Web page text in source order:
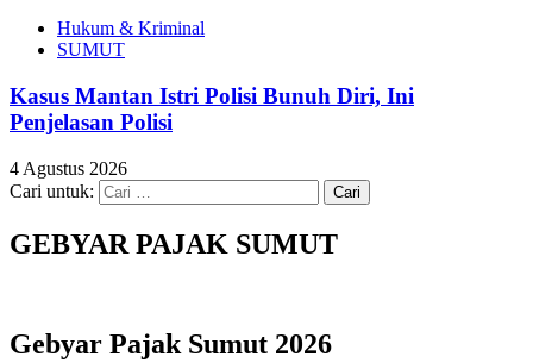
Hukum & Kriminal
SUMUT
Kasus Mantan Istri Polisi Bunuh Diri, Ini
Penjelasan Polisi
4 Agustus 2026
Cari untuk:
GEBYAR PAJAK SUMUT
Gebyar Pajak Sumut 2026